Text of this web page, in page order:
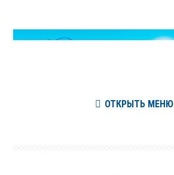
ОТКРЫТЬ МЕНЮ